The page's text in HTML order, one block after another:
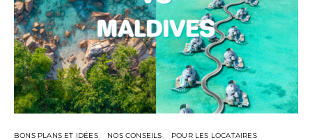
BONS PLANS ET IDÉES NOS CONSEILS POUR LES LOCATAIRES